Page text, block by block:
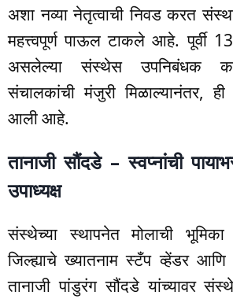
अशा नव्या नेतृत्वाची निवड करत
महत्त्वपूर्ण पाऊल टाकले आहे. पूर्वी
असलेल्या संस्थेस उपनिबंधक
संचालकांची मंजुरी मिळाल्यानंतर,
आली आहे.
तानाजी सौंदडे – स्वप्नांची
उपाध्यक्ष
संस्थेच्या स्थापनेत मोलाची भूमिका
जिल्ह्याचे ख्यातनाम स्टँप व्हेंडर
तानाजी पांडुरंग सौंदडे यांच्यावर